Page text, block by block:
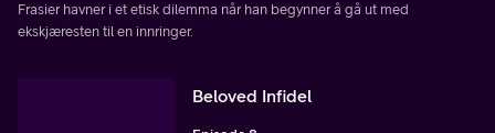
Frasier havner i et etisk dilemma når han begynner å gå ut med
ekskjæresten til en innringer.
Beloved Infidel